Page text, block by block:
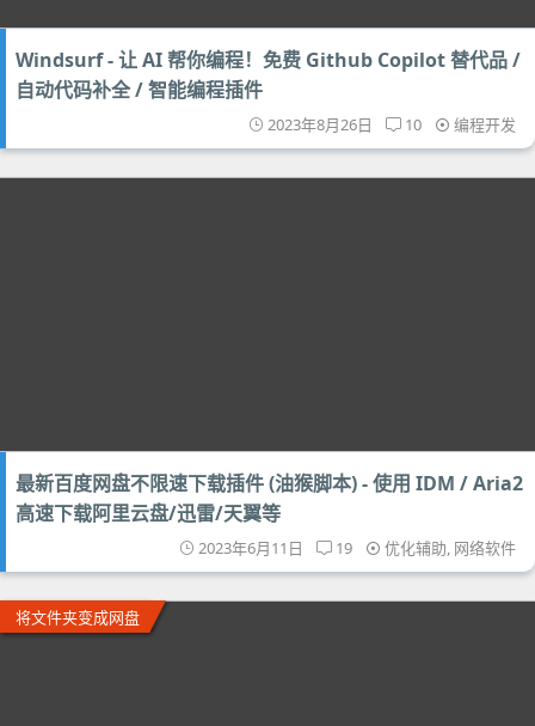
Windsurf - 让 AI 帮你编程！免费 Github Copilot 替代品 /
自动代码补全 / 智能编程插件
2023年8月26日 10 编程开发
最新百度网盘不限速下载插件 (油猴脚本) - 使用 IDM / Aria2
高速下载阿里云盘/迅雷/天翼等
2023年6月11日 19 优化辅助, 网络软件
将文件夹变成网盘